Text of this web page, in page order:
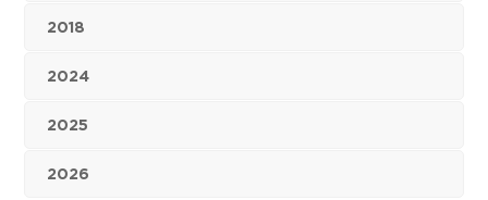
2018
2024
2025
2026